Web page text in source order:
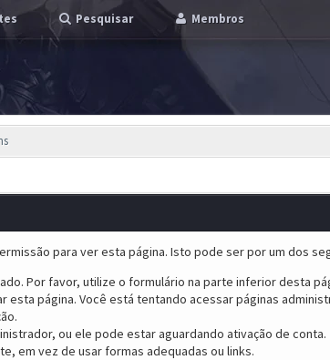
Pesquisar Membros
para ver esta página. Isto pode ser por um dos
Por favor, utilize o formulário na parte inferior desta
esta página. Você está tentando acessar páginas
ou ele pode estar aguardando ativação de conta.
em vez de usar formas adequadas ou links.